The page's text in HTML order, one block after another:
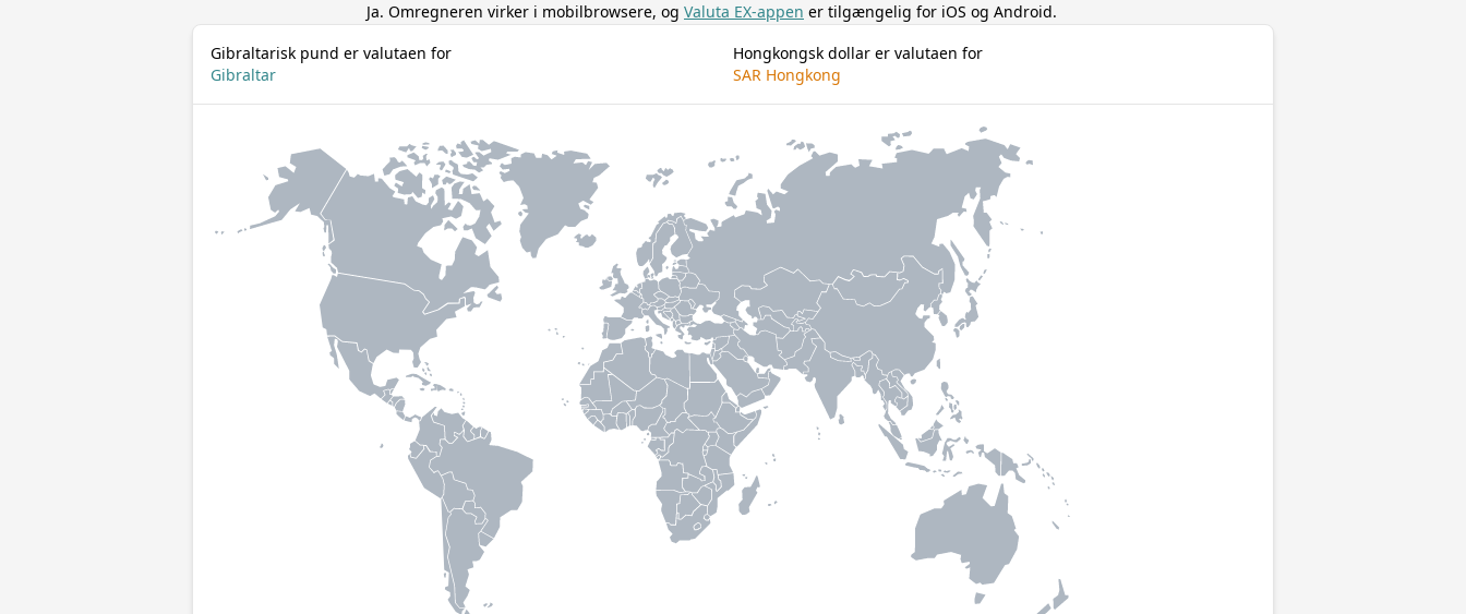
Ja. Omregneren virker i mobilbrowsere, og Valuta EX-appen er tilgængelig for iOS og Android.
Gibraltarisk pund er valutaen for
Gibraltar
Hongkongsk dollar er valutaen for
SAR Hongkong